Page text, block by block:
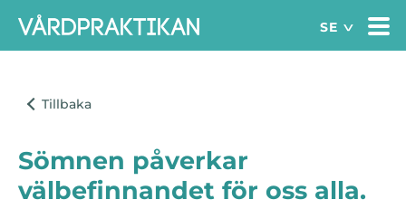
Sömnen påverkar
välbefinnandet för oss alla.